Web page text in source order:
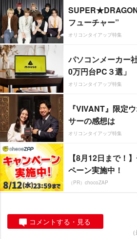
フューチャー”
オリコンタイアップ特集
パソコンメーカー
0万円台PC３選」
オリコンタイアップ特集
『VIVANT』限定
サーの感想は
オリコンタイアップ特集
【8月12日まで！
ペーン実施中！
（PR）chocoZAP
コメントする・見る